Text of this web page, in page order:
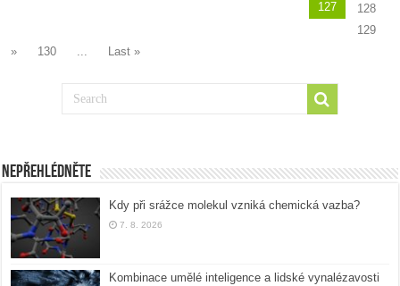
127
128
129
»
130 ... Last »
Nepřehlédněte
Kdy při srážce molekul vzniká chemická vazba?
7. 8. 2026
Kombinace umělé inteligence a lidské vynalézavosti